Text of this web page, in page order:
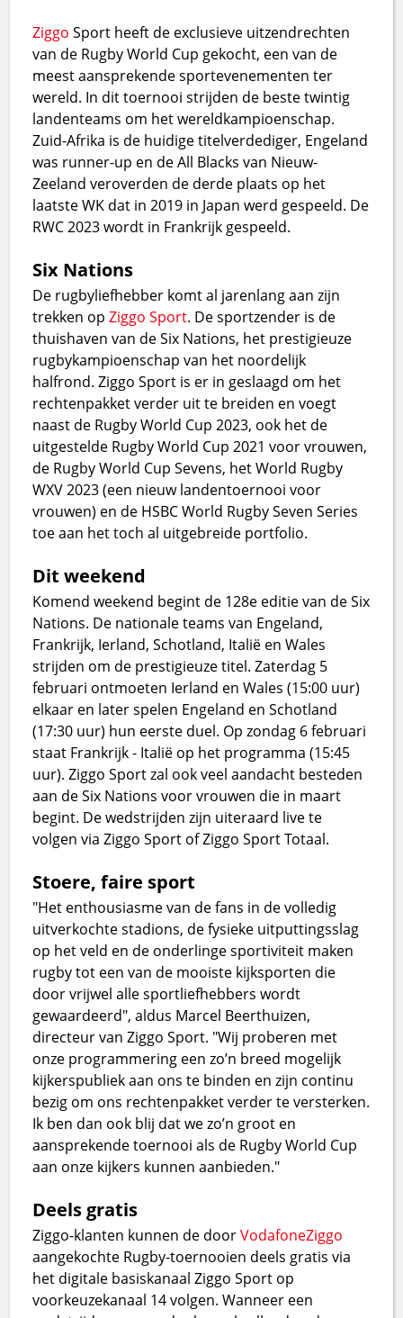
Ziggo Sport heeft de exclusieve uitzendrechten
van de Rugby World Cup gekocht, een van de
meest aansprekende sportevenementen ter
wereld. In dit toernooi strijden de beste twintig
landenteams om het wereldkampioenschap.
Zuid-Afrika is de huidige titelverdediger, Engeland
was runner-up en de All Blacks van Nieuw-
Zeeland veroverden de derde plaats op het
laatste WK dat in 2019 in Japan werd gespeeld. De
RWC 2023 wordt in Frankrijk gespeeld.
Six Nations
De rugbyliefhebber komt al jarenlang aan zijn
trekken opZiggo Sport. De sportzender is de
thuishaven van de Six Nations, het prestigieuze
rugbykampioenschap van het noordelijk
halfrond. Ziggo Sport is er in geslaagd om het
rechtenpakket verder uit te breiden en voegt
naast de Rugby World Cup 2023, ook het de
uitgestelde Rugby World Cup 2021 voor vrouwen,
de Rugby World Cup Sevens, het World Rugby
WXV 2023 (een nieuw landentoernooi voor
vrouwen) en de HSBC World Rugby Seven Series
toe aan het toch al uitgebreide portfolio.
Dit weekend
Komend weekend begint de 128e editie van de Six
Nations. De nationale teams van Engeland,
Frankrijk, Ierland, Schotland, Italië en Wales
strijden om de prestigieuze titel. Zaterdag 5
februari ontmoeten Ierland en Wales (15:00 uur)
elkaar en later spelen Engeland en Schotland
(17:30 uur) hun eerste duel. Op zondag 6 februari
staat Frankrijk - Italië op het programma (15:45
uur). Ziggo Sport zal ook veel aandacht besteden
aan de Six Nations voor vrouwen die in maart
begint. De wedstrijden zijn uiteraard live te
volgen via Ziggo Sport of Ziggo Sport Totaal.
Stoere, faire sport
"Het enthousiasme van de fans in de volledig
uitverkochte stadions, de fysieke uitputtingsslag
op het veld en de onderlinge sportiviteit maken
rugby tot een van de mooiste kijksporten die
door vrijwel alle sportliefhebbers wordt
gewaardeerd", aldus Marcel Beerthuizen,
directeur van Ziggo Sport. "Wij proberen met
onze programmering een zo’n breed mogelijk
kijkerspubliek aan ons te binden en zijn continu
bezig om ons rechtenpakket verder te versterken.
Ik ben dan ook blij dat we zo’n groot en
aansprekende toernooi als de Rugby World Cup
aan onze kijkers kunnen aanbieden."
Deels gratis
Ziggo-klanten kunnen de doorVodafoneZiggo
aangekochte Rugby-toernooien deels gratis via
het digitale basiskanaal Ziggo Sport op
voorkeuzekanaal 14 volgen. Wanneer een